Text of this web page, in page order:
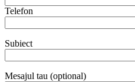
Telefon
Subiect
Mesajul tau (optional)